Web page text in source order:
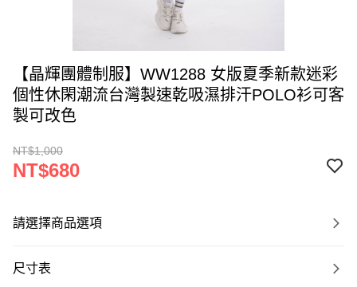
【晶輝團體制服】WW1288 女版夏季新款迷彩
個性休閑潮流台灣製速乾吸濕排汗POLO衫可客
製可改色
NT$1,000
NT$680
請選擇商品選項
尺寸表